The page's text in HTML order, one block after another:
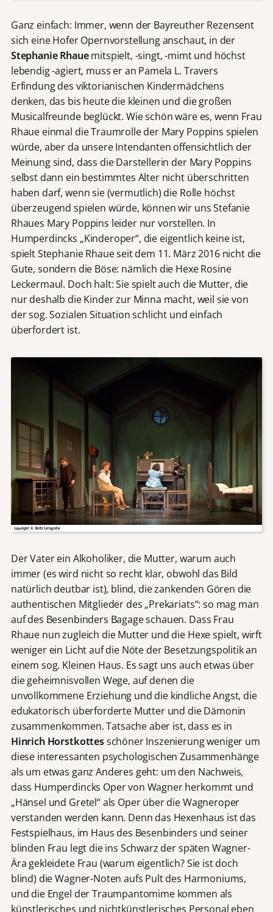
Ganz einfach: Immer, wenn der Bayreuther Rezensent
sich eine Hofer Opernvorstellung anschaut, in der
Stephanie Rhauemitspielt, -singt, -mimt und höchst
lebendig -agiert, muss er an Pamela L. Travers
Erfindung des viktorianischen Kindermädchens
denken, das bis heute die kleinen und die großen
Musicalfreunde beglückt. Wie schön wäre es, wenn Frau
Rhaue einmal die Traumrolle der Mary Poppins spielen
würde, aber da unsere Intendanten offensichtlich der
Meinung sind, dass die Darstellerin der Mary Poppins
selbst dann ein bestimmtes Alter nicht überschritten
haben darf, wenn sie (vermutlich) die Rolle höchst
überzeugend spielen würde, können wir uns Stefanie
Rhaues Mary Poppins leider nur vorstellen. In
Humperdincks „Kinderoper“, die eigentlich keine ist,
spielt Stephanie Rhaue seit dem 11. März 2016 nicht die
Gute, sondern die Böse: nämlich die Hexe Rosine
Leckermaul. Doch halt: Sie spielt auch die Mutter, die
nur deshalb die Kinder zur Minna macht, weil sie von
der sog. Sozialen Situation schlicht und einfach
überfordert ist.
Der Vater ein Alkoholiker, die Mutter, warum auch
immer (es wird nicht so recht klar, obwohl das Bild
natürlich deutbar ist), blind, die zankenden Gören die
authentischen Mitglieder des „Prekariats“: so mag man
auf des Besenbinders Bagage schauen. Dass Frau
Rhaue nun zugleich die Mutter und die Hexe spielt, wirft
weniger ein Licht auf die Nöte der Besetzungspolitik an
einem sog. Kleinen Haus. Es sagt uns auch etwas über
die geheimnisvollen Wege, auf denen die
unvollkommene Erziehung und die kindliche Angst, die
edukatorisch überforderte Mutter und die Dämonin
zusammenkommen. Tatsache aber ist, dass es in
Hinrich Horstkottesschöner Inszenierung weniger um
diese interessanten psychologischen Zusammenhänge
als um etwas ganz Anderes geht: um den Nachweis,
dass Humperdincks Oper von Wagner herkommt und
„Hänsel und Gretel“ als Oper über die Wagneroper
verstanden werden kann. Denn das Hexenhaus ist das
Festspielhaus, im Haus des Besenbinders und seiner
blinden Frau legt die ins Schwarz der späten Wagner-
Ära gekleidete Frau (warum eigentlich? Sie ist doch
blind) die Wagner-Noten aufs Pult des Harmoniums,
und die Engel der Traumpantomime kommen als
künstlerisches und nichtkünstlerisches Personal eben